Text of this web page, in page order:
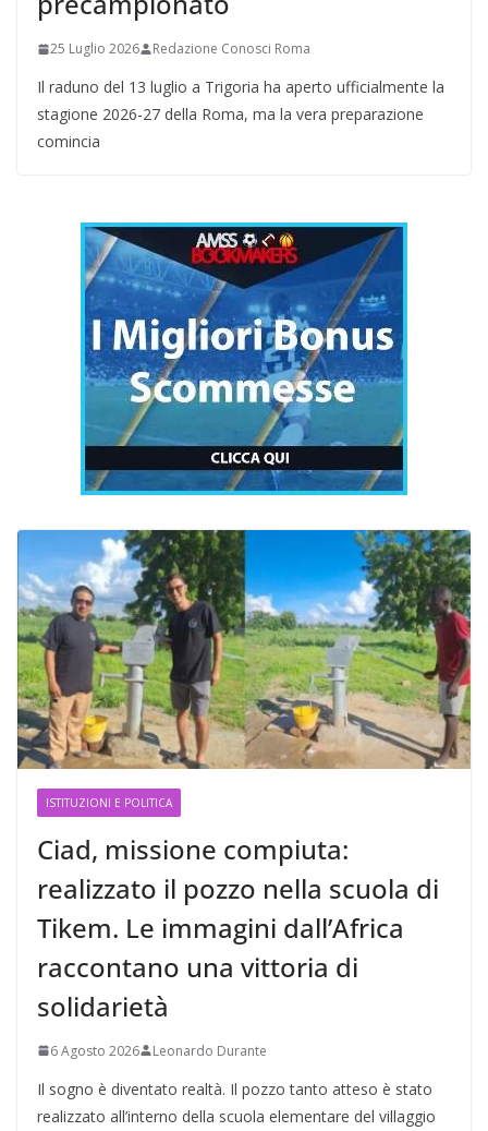
25 Luglio 2026 Redazione Conosci Roma
Il raduno del 13 luglio a Trigoria ha aperto ufficialmente la
stagione 2026-27 della Roma, ma la vera preparazione
comincia
ISTITUZIONI E POLITICA
Ciad, missione compiuta:
realizzato il pozzo nella scuola di
Tikem. Le immagini dall’Africa
raccontano una vittoria di
solidarietà
6 Agosto 2026 Leonardo Durante
Il sogno è diventato realtà. Il pozzo tanto atteso è stato
realizzato all’interno della scuola elementare del villaggio